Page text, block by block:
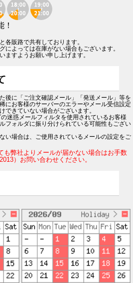
！
各販路で共有しております。
によっては在庫がない場合もございます。
ますようお願い申し上げます。
後に「ご注文確認メール」「発送メール」等を
にお客様のサーバーのエラーやメール受信設定
できていない場合がございます。
迷惑メールフィルタを使用されているお客様
フォルダに振り分けられている可能性もござい
い場合は、ご使用されているメールの設定をご
弊社よりメールが届かない場合はお手数
）お問い合わせください。